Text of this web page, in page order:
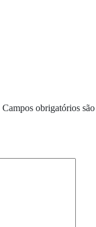
Campos obrigatórios são